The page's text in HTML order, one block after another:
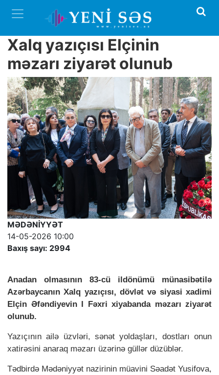
Xalq yazıçısı Elçinin
məzarı ziyarət olunub
MƏDƏNİYYƏT
14-05-2026 10:00
Baxış sayı: 2994
Anadan olmasının 83-cü ildönümü münasibətilə
Azərbaycanın Xalq yazıçısı, dövlət və siyasi xadimi
Elçin Əfəndiyevin I Fəxri xiyabanda məzarı ziyarət
olunub.
Yazıçının ailə üzvləri, sənət yoldaşları, dostları onun
xatirəsini anaraq məzarı üzərinə güllər düzüblər.
Tədbirdə Mədəniyyət nazirinin müavini Səadət Yusifova,